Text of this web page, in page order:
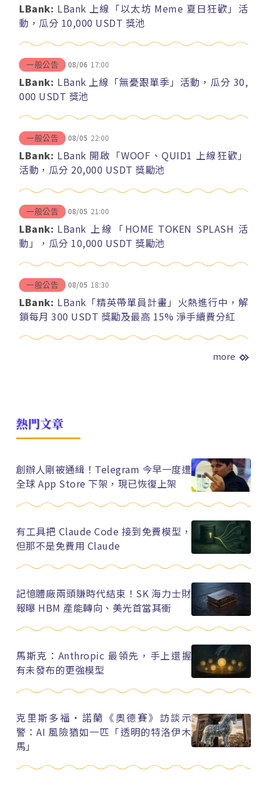
LBank: LBank 上線「以太坊 Meme 夏日狂歡」活
動，瓜分 10,000 USDT 獎池
一般公告 08/06 17:00
LBank: LBank 上線「無憂跟單季」活動，瓜分 30,
000 USDT 獎池
一般公告 08/05 22:00
LBank: LBank 開啟「WOOF、QUID1 上線狂歡」
活動，瓜分 20,000 USDT 獎勵池
一般公告 08/05 21:00
LBank: LBank 上線「HOME TOKEN SPLASH 活
動」，瓜分 10,000 USDT 獎勵池
一般公告 08/05 18:30
LBank: LBank「精英帶單員計畫」火熱進行中，解
鎖每月 300 USDT 獎勵及最高 15% 淨手續費分紅
more
熱門文章
創辦人剛被通緝！Telegram 今早一度遭
全球 App Store 下架，現已恢復上架
有工具把 Claude Code 接到免費模型，
但那不是免費用 Claude
記憶體廠兩頭賺時代結束！SK 海力士財
報曝 HBM 產能轉向、美光首當其衝
馬斯克：Anthropic 最領先，手上還握
有未發布的更強模型
克里斯多福・諾蘭《奧德賽》訪談示
警：AI 風險猶如一匹「透明的特洛伊木
馬」